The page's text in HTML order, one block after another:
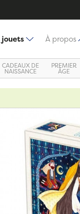
jouets À propos
CADEAUX DE
NAISSANCE
PREMIER
ÂGE